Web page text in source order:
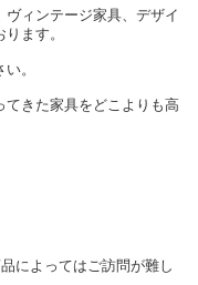
ィンテージ家具、デザイ
ます。
。
てきた家具をどこよりも高
によってはご訪問が難し